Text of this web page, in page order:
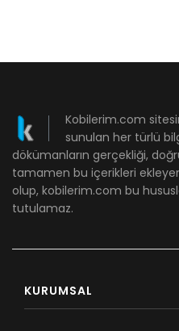
Kobilerim.com
sunulan her türlü
dökümanların gerçekliği,
tamamen bu içerikleri
olup, kobilerim.com bu
tutulamaz.
KURUMSAL